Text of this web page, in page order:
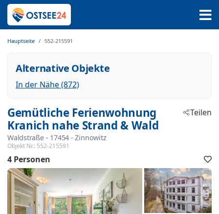
Hauptseite 552-215591
Alternative Objekte
In der Nähe (872)
Gemütliche Ferienwohnung
Kranich nahe Strand & Wald
Waldstraße - 17454 - Zinnowitz
Objekt Nr.: 552-215591
Teilen
4 Personen